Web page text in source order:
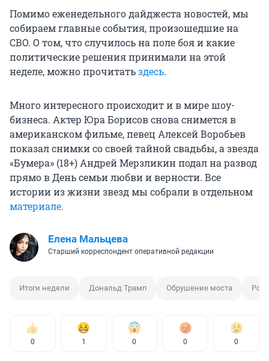
Помимо еженедельного дайджеста новостей, мы
собираем главные события, произошедшие на
СВО. О том, что случилось на поле боя и какие
политические решения принимали на этой
неделе, можно прочитатьздесь.
Много интересного происходит и в мире шоу-
бизнеса. Актер Юра Борисов снова снимется в
американском фильме, певец Алексей Воробьев
показал снимки со своей тайной свадьбы, а звезда
«Бумера» (18+) Андрей Мерзликин подал на развод
прямо в День семьи любви и верности. Все
истории из жизни звезд мы собрали в отдельном
материале.
Елена Мальцева
Старший корреспондент оперативной редакции
Итоги недели Дональд Трамп Обрушение моста
0 1 0 0 0